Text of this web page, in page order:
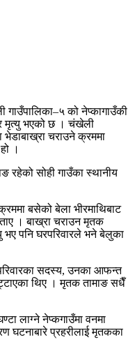
को नेप्कागाउँकी
मृत्यु भएको छ । चंखेली
भेडाबाख्रा चराउने क्रममा
।
रहेको सोही गाउँका स्थानीय
बसेको बेला भीरमाथिबाट
। बाख्रा चराउन मृतक
भए पनि घरपरिवारले भने बेलुका
सदस्य, उनका आफन्त
थिए । मृतक तामाङ सधैँ
लाग्ने नेप्कगाउँमा वनमा
घटनाबारे प्रहरीलाई मृतकका